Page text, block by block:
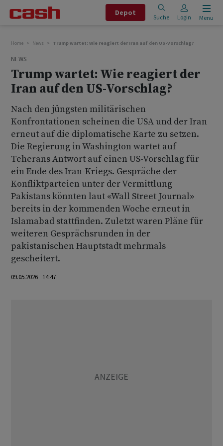
Depot
Suche Login Menu
Home News Trump wartet: Wie reagiert der Iran auf den US-Vorschlag?
NEWS
Trump wartet: Wie reagiert der
Iran auf den US-Vorschlag?
Nach den jüngsten militärischen
Konfrontationen scheinen die USA und der Iran
erneut auf die diplomatische Karte zu setzen.
Die Regierung in Washington wartet auf
Teherans Antwort auf einen US-Vorschlag für
ein Ende des Iran-Kriegs. Gespräche der
Konfliktparteien unter der Vermittlung
Pakistans könnten laut «Wall Street Journal»
bereits in der kommenden Woche erneut in
Islamabad stattfinden. Zuletzt waren Pläne für
weiteren Gesprächsrunden in der
pakistanischen Hauptstadt mehrmals
gescheitert.
09.05.2026 14:47